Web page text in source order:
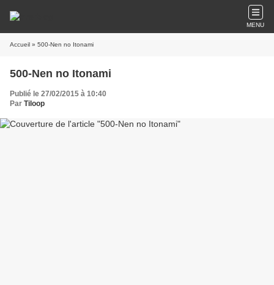
MENU
Accueil » 500-Nen no Itonami
500-Nen no Itonami
Publié le 27/02/2015 à 10:40
Par Tiloop